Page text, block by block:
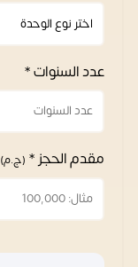
عدد السنوات *
مقدم الحجز * (ج.م)